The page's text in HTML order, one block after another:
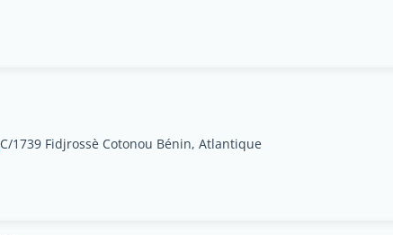
C/1739 Fidjrossè Cotonou Bénin, Atlantique